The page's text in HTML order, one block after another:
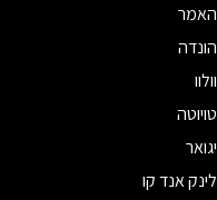
האמר
הונדה
וולוו
טויוטה
יגואר
לינק אנד קו